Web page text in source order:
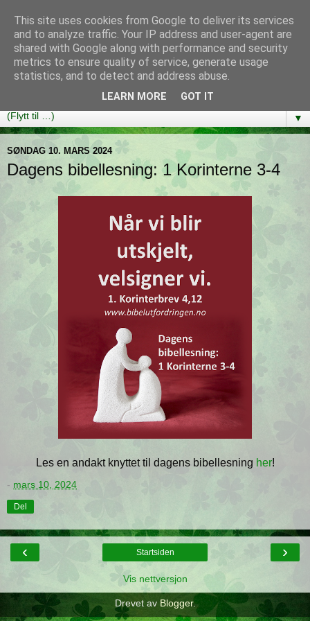
Bibelutfordringen
En bibelleseplan som hjelper deg med å lese gjennom hele
Bibelen på ett år!
▼
SØNDAG 10. MARS 2024
Dagens bibellesning: 1 Korinterne 3-4
Les en andakt knyttet til dagens bibellesning her!
- mars 10, 2024
Del
‹ ›
Startsiden
Vis nettversjon
Drevet av Blogger.
This site uses cookies from Google to deliver its services
and to analyze traffic. Your IP address and user-agent are
shared with Google along with performance and security
metrics to ensure quality of service, generate usage
statistics, and to detect and address abuse.
LEARN MORE GOT IT